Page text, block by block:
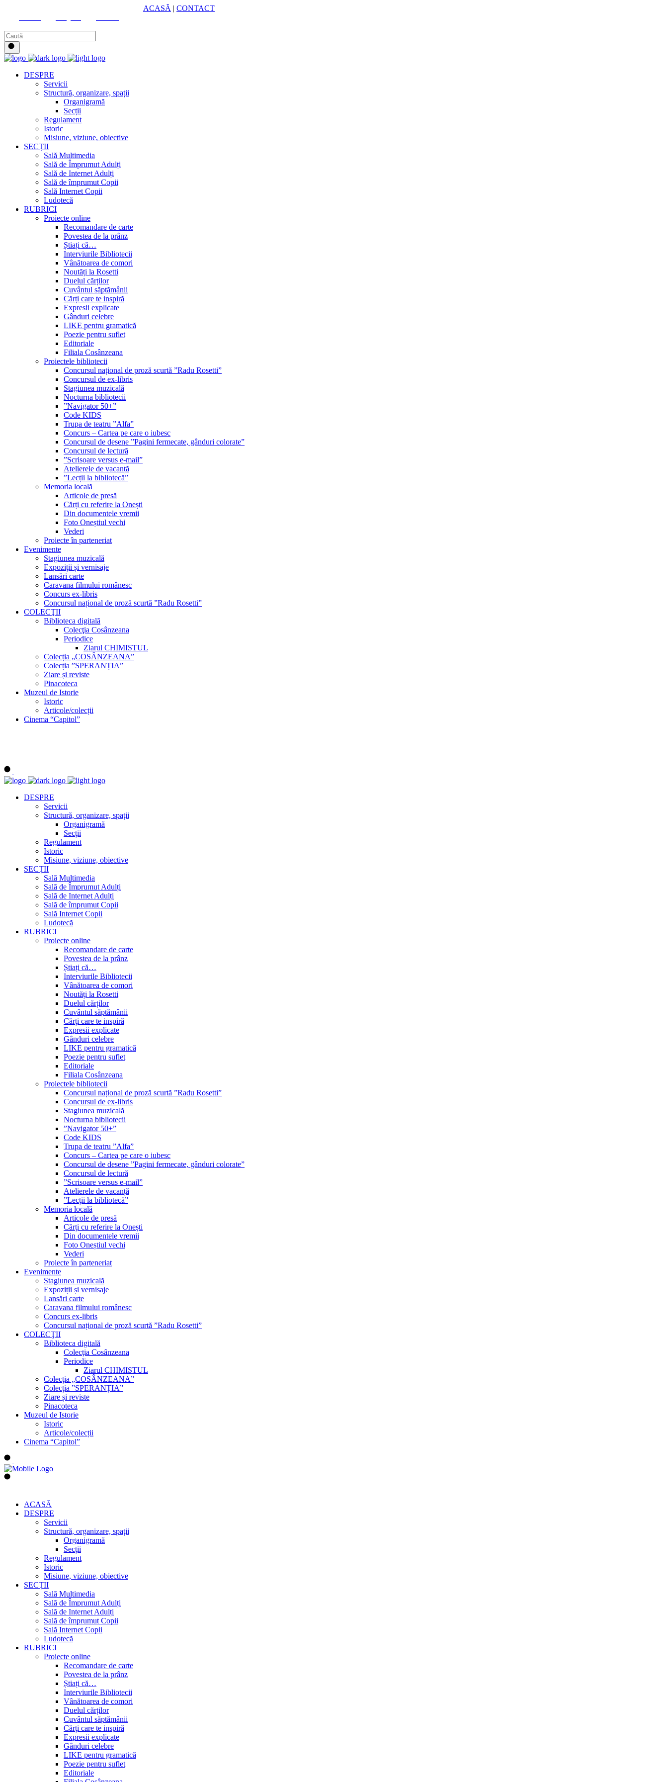
ACASĂ | CONTACT
DESPRE
Servicii
Structură, organizare, spații
Organigramă
Secții
Regulament
Istoric
Misiune, viziune, obiective
SECȚII
Sală Multimedia
Sală de Împrumut Adulți
Sală de Internet Adulți
Sală de împrumut Copii
Sală Internet Copii
Ludotecă
RUBRICI
Proiecte online
Recomandare de carte
Povestea de la prânz
Știați că…
Interviurile Bibliotecii
Vânătoarea de comori
Noutăți la Rosetti
Duelul cărților
Cuvântul săptămânii
Cărți care te inspiră
Expresii explicate
Gânduri celebre
LIKE pentru gramatică
Poezie pentru suflet
Editoriale
Filiala Cosânzeana
Proiectele bibliotecii
Concursul național de proză scurtă ”Radu Rosetti”
Concursul de ex-libris
Stagiunea muzicală
Nocturna bibliotecii
”Navigator 50+”
Code KIDS
Trupa de teatru ”Alfa”
Concurs – Cartea pe care o iubesc
Concursul de desene ”Pagini fermecate, gânduri colorate”
Concursul de lectură
”Scrisoare versus e-mail”
Atelierele de vacanță
”Lecții la bibliotecă”
Memoria locală
Articole de presă
Cărți cu referire la Onești
Din documentele vremii
Foto Oneștiul vechi
Vederi
Proiecte în parteneriat
Evenimente
Stagiunea muzicală
Expoziții și vernisaje
Lansări carte
Caravana filmului românesc
Concurs ex-libris
Concursul național de proză scurtă ”Radu Rosetti”
COLECŢII
Biblioteca digitală
Colecţia Cosânzeana
Periodice
Ziarul CHIMISTUL
Colecția „COSÂNZEANA”
Colecția ”SPERANȚIA”
Ziare și reviste
Pinacoteca
Muzeul de Istorie
Istoric
Articole/colecții
Cinema “Capitol”
DESPRE
Servicii
Structură, organizare, spații
Organigramă
Secții
Regulament
Istoric
Misiune, viziune, obiective
SECȚII
Sală Multimedia
Sală de Împrumut Adulți
Sală de Internet Adulți
Sală de împrumut Copii
Sală Internet Copii
Ludotecă
RUBRICI
Proiecte online
Recomandare de carte
Povestea de la prânz
Știați că…
Interviurile Bibliotecii
Vânătoarea de comori
Noutăți la Rosetti
Duelul cărților
Cuvântul săptămânii
Cărți care te inspiră
Expresii explicate
Gânduri celebre
LIKE pentru gramatică
Poezie pentru suflet
Editoriale
Filiala Cosânzeana
Proiectele bibliotecii
Concursul național de proză scurtă ”Radu Rosetti”
Concursul de ex-libris
Stagiunea muzicală
Nocturna bibliotecii
”Navigator 50+”
Code KIDS
Trupa de teatru ”Alfa”
Concurs – Cartea pe care o iubesc
Concursul de desene ”Pagini fermecate, gânduri colorate”
Concursul de lectură
”Scrisoare versus e-mail”
Atelierele de vacanță
”Lecții la bibliotecă”
Memoria locală
Articole de presă
Cărți cu referire la Onești
Din documentele vremii
Foto Oneștiul vechi
Vederi
Proiecte în parteneriat
Evenimente
Stagiunea muzicală
Expoziții și vernisaje
Lansări carte
Caravana filmului românesc
Concurs ex-libris
Concursul național de proză scurtă ”Radu Rosetti”
COLECŢII
Biblioteca digitală
Colecţia Cosânzeana
Periodice
Ziarul CHIMISTUL
Colecția „COSÂNZEANA”
Colecția ”SPERANȚIA”
Ziare și reviste
Pinacoteca
Muzeul de Istorie
Istoric
Articole/colecții
Cinema “Capitol”
ACASĂ
DESPRE
Servicii
Structură, organizare, spații
Organigramă
Secții
Regulament
Istoric
Misiune, viziune, obiective
SECȚII
Sală Multimedia
Sală de Împrumut Adulți
Sală de Internet Adulți
Sală de împrumut Copii
Sală Internet Copii
Ludotecă
RUBRICI
Proiecte online
Recomandare de carte
Povestea de la prânz
Știați că…
Interviurile Bibliotecii
Vânătoarea de comori
Duelul cărților
Cuvântul săptămânii
Cărți care te inspiră
Expresii explicate
Gânduri celebre
LIKE pentru gramatică
Poezie pentru suflet
Editoriale